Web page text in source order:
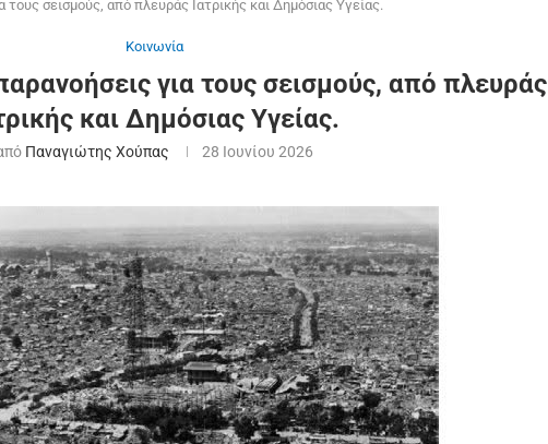
τους σεισμούς, από πλευράς Ιατρικής και Δημόσιας Υγείας.
Κοινωνία
για τους σεισμούς, από πλευράς
και Δημόσιας Υγείας.
Παναγιώτης Χούπας 28 Ιουνίου 2026